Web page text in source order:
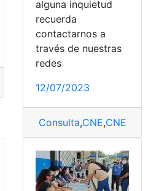
Miembro de mesa
alguna inquietud
recuerda
contactarnos a
través de nuestras
redes
12/07/2023
Consulta,CNE,CNE App